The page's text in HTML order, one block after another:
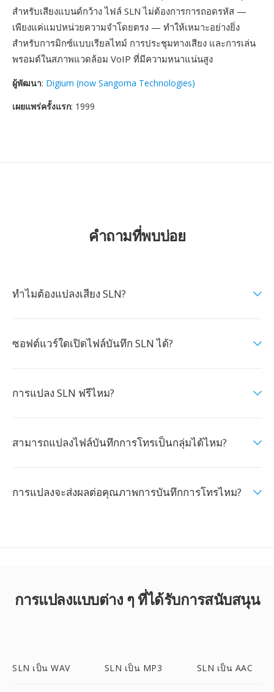
สำหรับเสียงแบนด์กว้าง ไฟล์ SLN ไม่ต้องการการถอดรหัส —
เพียงแค่แมปหน่วยความจำโดยตรง — ทำให้เหมาะอย่างยิ่ง
สำหรับการมิกซ์แบบเรียลไทม์ การประชุมทางเสียง และการเล่น
พรอมต์ในสภาพแวดล้อม VoIP ที่มีความหนาแน่นสูง
ผู้พัฒนา: Digium (now Sangoma Technologies)
เผยแพร่ครั้งแรก: 1999
คำถามที่พบบ่อย
ทำไมต้องแปลงเสียง SLN?
ซอฟต์แวร์ใดเปิดไฟล์บันทึก SLN ได้?
การแปลง SLN ฟรีไหม?
สามารถแปลงไฟล์บันทึกการโทรเป็นกลุ่มได้ไหม?
การแปลงจะส่งผลต่อคุณภาพการบันทึกการโทรไหม?
การแปลงแบบต่าง ๆ ที่ได้รับการสนับสนุน
SLN เป็น WAV SLN เป็น MP3 SLN เป็น AAC